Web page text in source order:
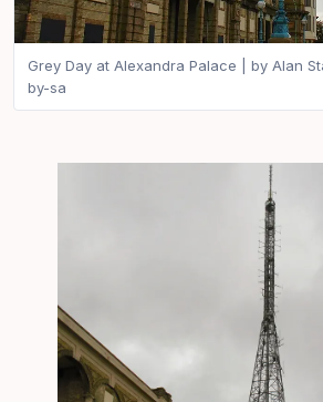
Grey Day at Alexandra Palace | by Alan
by-sa